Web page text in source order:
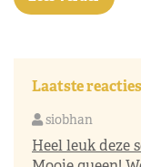
Laatste reacties
siobhan
Heel leuk deze